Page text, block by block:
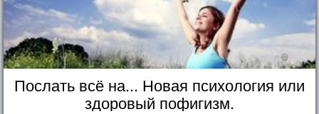
Послать всё на... Новая психология или
здоровый пофигизм.